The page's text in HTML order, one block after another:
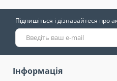
Підпишіться і дізнавайтеся про
Інформація